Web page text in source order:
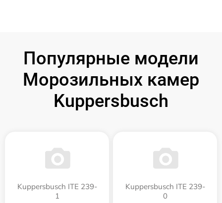
Популярные модели
Морозильных камер
Kuppersbusch
Kuppersbusch ITE 239-
1
Kuppersbusch ITE 239-
0